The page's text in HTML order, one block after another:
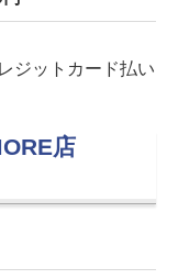
ジットカード払い
店